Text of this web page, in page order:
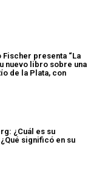
presenta “La
nuevo libro sobre una
de la Plata, con
¿Cuál es su
significó en su